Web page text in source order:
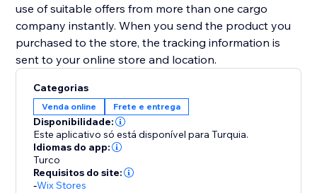
use of suitable offers from more than one cargo
company instantly. When you send the product you
purchased to the store, the tracking information is
sent to your online store and location.
Categorias
Venda online Frete e entrega
Disponibilidade:
Este aplicativo só está disponível para Turquia.
Idiomas do app:
Turco
Requisitos do site:
-Wix Stores